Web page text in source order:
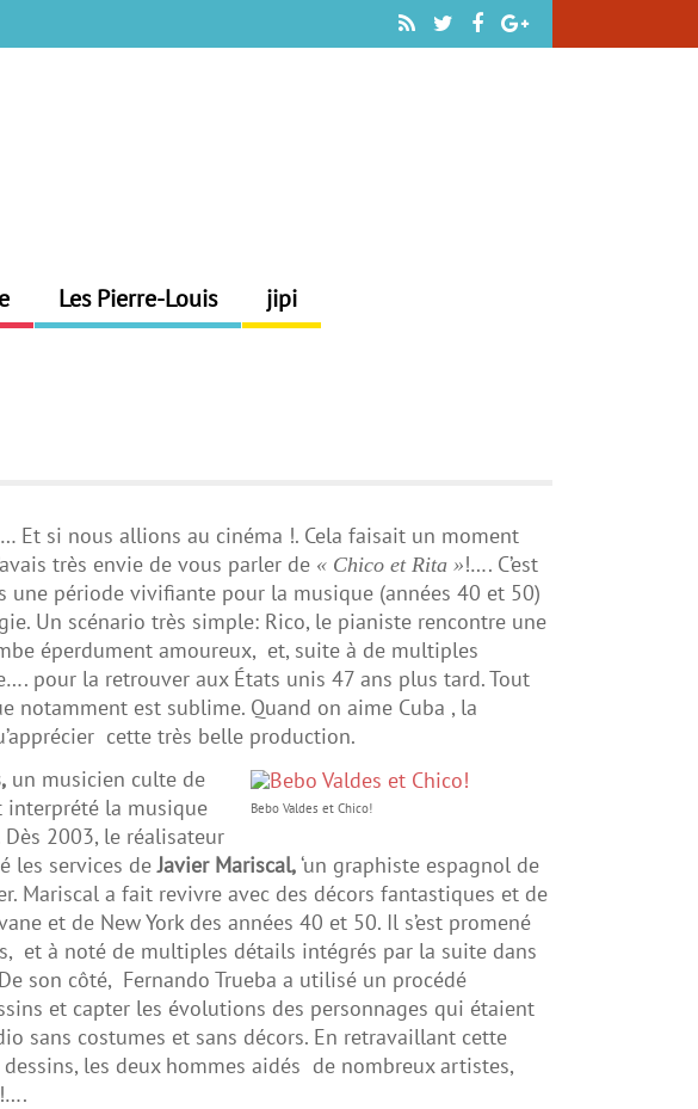
Les Pierre-Louis jipi
Et si nous allions au cinéma !. Cela faisait un moment
très envie de vous parler de « Chico et Rita »!…. C’est
une période vivifiante pour la musique (années 40 et 50)
Un scénario très simple: Rico, le pianiste rencontre une
éperdument amoureux, et, suite à de multiples
pour la retrouver aux États unis 47 ans plus tard. Tout
notamment est sublime. Quand on aime Cuba , la
cette très belle production.
Bebo Valdes et Chico!
un musicien culte de
interprété la musique
2003, le réalisateur
les services deJavier Mariscal,‘un graphiste espagnol de
Mariscal a fait revivre avec des décors fantastiques et de
et de New York des années 40 et 50. Il s’est promené
et à noté de multiples détails intégrés par la suite dans
son côté, Fernando Trueba a utilisé un procédé
et capter les évolutions des personnages qui étaient
sans costumes et sans décors. En retravaillant cette
les deux hommes aidés de nombreux artistes,